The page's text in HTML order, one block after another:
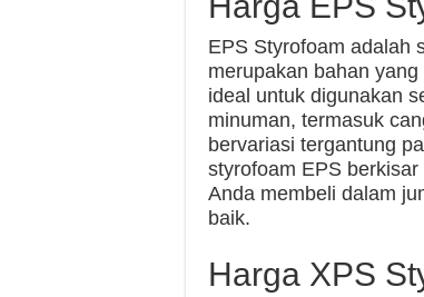
EPS Styrofoam adalah
merupakan bahan
ideal untuk digunakan
minuman, termasuk
bervariasi tergantung
styrofoam EPS
Anda membeli dalam
baik.
Harga XPS